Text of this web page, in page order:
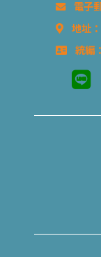
電子
地址：
統編：